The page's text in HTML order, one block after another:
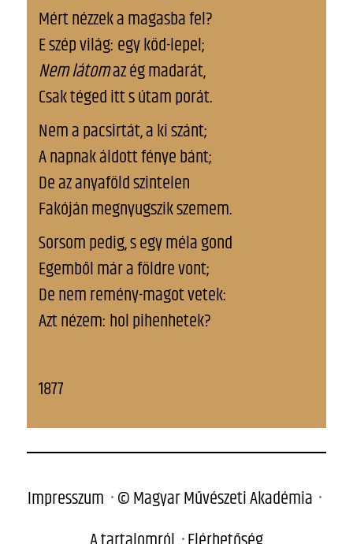
Mért nézzek a magasba fel?
E szép világ: egy köd-lepel;
Nem látomaz ég madarát,
Csak téged itt s útam porát.
Nem a pacsirtát, a ki szánt;
A napnak áldott fénye bánt;
De az anyaföld szintelen
Fakóján megnyugszik szemem.
Sorsom pedig, s egy méla gond
Egemből már a földre vont;
De nem remény-magot vetek:
Azt nézem: hol pihenhetek?
1877
Impresszum © Magyar Művészeti Akadémia